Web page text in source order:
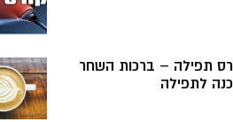
תפילה – ברכות השחר
לתפילה